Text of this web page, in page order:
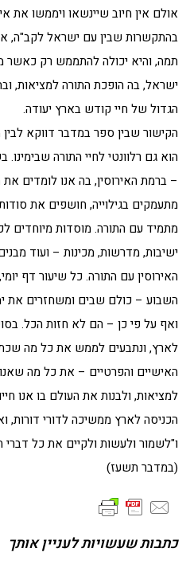
אולם אין חיוב שיינשאו ויממשו את
בהתקשרות שבין עם ישראל לקב"ה,
תמה, והיא יכולה להתממש רק כאשר
ישראל, בה הופכת התורה למציאות,
הגדול של חיי קודש בארץ יעודה.
הקישור שבין ספר במדבר דווקא
הוא גם רלוונטי לחיי התורה
– ברמת האירוסין, בה אנו לומדים
מתעמקים בגילוייה, חושפים את
מתמיד עם התורה. מוסדות מיוחדים
ישיבות, מדרשות, מכינות – ועוד
האירוסין עם התורה. כל שיעור דף
השבוע – כולם שבים ומשחזרים את
ואף על פי כן – הם לא חזות הכל.
לארץ, ונתבעים לממש את כל מה
האישיים והפרטיים – את כל מה
למציאות, ולבנות את העולם בו אנו
הכניסה לארץ ממשיכה לדורי דורות,
ו"לשמור ולעשות ולקיים את כל דברי
(במדבר תשעז)
כתבות שעשויות לעניין אותך